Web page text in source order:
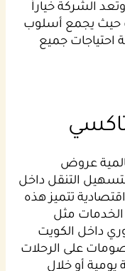
الشركة خياراً
حيث يجمع أسلوب
احتياجات جميع
عروض
التنقل داخل
تتميز هذه
مثل
داخل الكويت
على الرحلات
يومية أو خلال